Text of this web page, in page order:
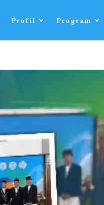
Profil Program